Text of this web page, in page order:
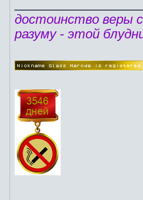
достоинство веры
разуму - этой